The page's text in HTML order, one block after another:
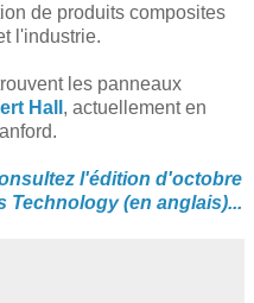
de produits composites
l'industrie.
les panneaux
Hall , actuellement en
l'édition d'octobre
Technology (en anglais)...